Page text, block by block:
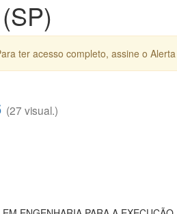
ter acesso completo, assine o
(27 visual.)